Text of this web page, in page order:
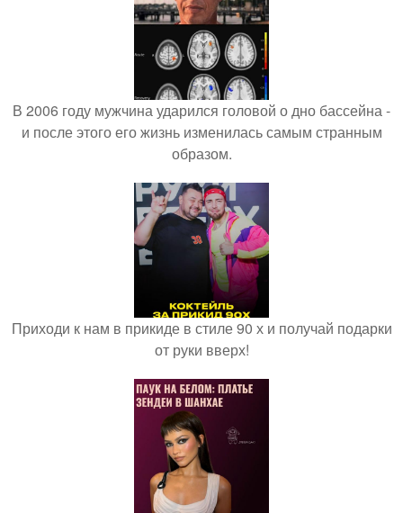
В 2006 году мужчина ударился головой о дно бассейна -
и после этого его жизнь изменилась самым странным
образом.
Приходи к нам в прикиде в стиле 90 х и получай подарки
от руки вверх!